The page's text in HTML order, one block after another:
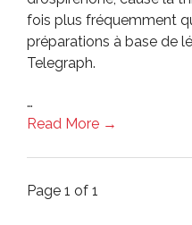
fois plus fréquemment
préparations à base de
Telegraph.
…
Read More →
Page 1 of 1